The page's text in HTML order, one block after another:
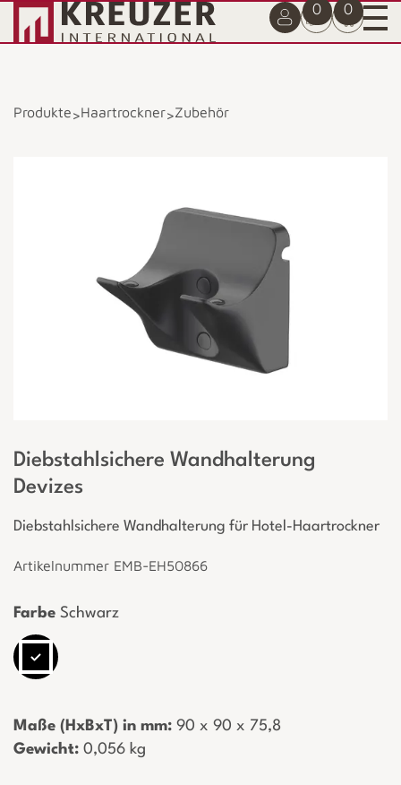
0 0
Produkte>Haartrockner>Zubehör
Diebstahlsichere Wandhalterung
Devizes
Diebstahlsichere Wandhalterung für Hotel-Haartrockner
Artikelnummer EMB-EH50866
Farbe Schwarz
Maße (HxBxT) in mm: ­ 90 x 90 x 75,8
Gewicht: ­ 0,056 kg